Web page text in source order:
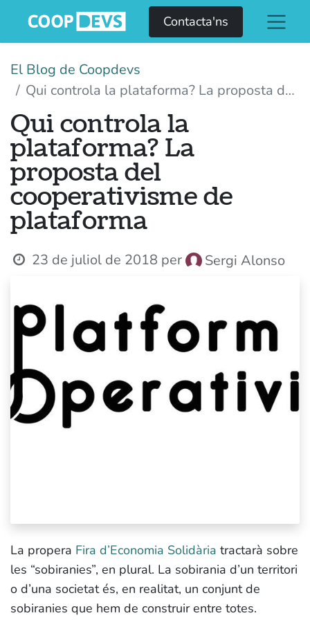
Contacta'ns
El Blog de Coopdevs
Qui controla la plataforma? La proposta del cooperativisme de plataforma
Qui controla la
plataforma? La
proposta del
cooperativisme de
plataforma
23 de juliol de 2018 per Sergi Alonso
La propera Fira d’Economia Solidària tractarà sobre
les “sobiranies”, en plural. La sobirania d’un territori
o d’una societat és, en realitat, un conjunt de
sobiranies que hem de construir entre totes.